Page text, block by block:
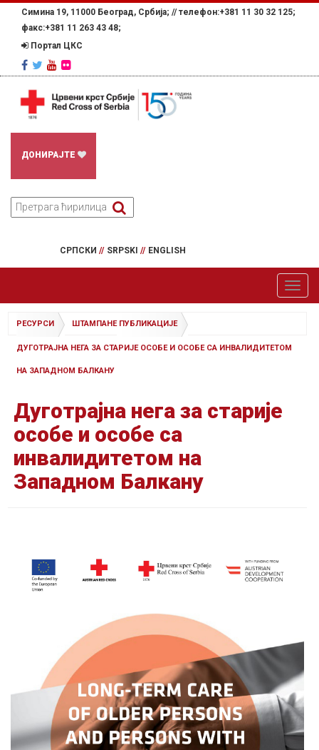
Симина 19, 11000 Београд, Србија; // телефон:+381 11 30 32 125;
факс:+381 11 263 43 48;
Портал ЦКС
ДОНИРАЈТЕ
СРПСКИ // SRPSKI // ENGLISH
РЕСУРСИ ШТАМПАНЕ ПУБЛИКАЦИЈЕ
ДУГОТРАЈНА НЕГА ЗА СТАРИЈЕ ОСОБЕ И ОСОБЕ СА ИНВАЛИДИТЕТОМ
НА ЗАПАДНОМ БАЛКАНУ
Дуготрајна нега за старије
особе и особе са
инвалидитетом на
Западном Балкану